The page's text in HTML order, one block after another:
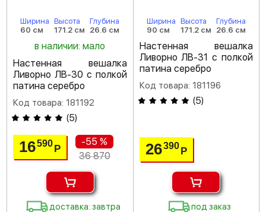
Ширина
60 см
Высота
171.2 см
Глубина
26.6 см
в наличии: мало
Настенная вешалка
Ливорно ЛВ-30 с полкой
патина серебро
Код товара: 181192
(5)
16590Р
-55 %
36 870
доставка: завтра
Ширина
90 см
Высота
171.2 см
Глубина
26.6 см
Настенная вешалка
Ливорно ЛВ-31 с полкой
патина серебро
Код товара: 181196
(5)
26390 Р
под заказ